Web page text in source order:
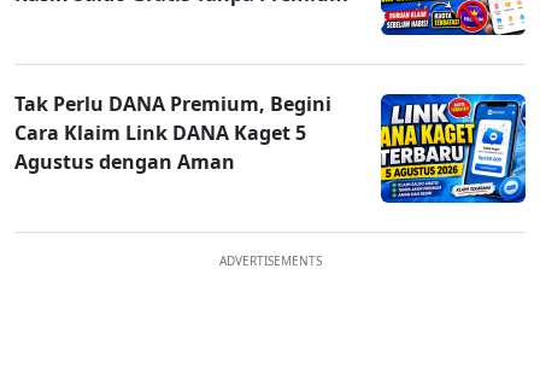
Tak Perlu DANA Premium, Begini
Cara Klaim Link DANA Kaget 5
Agustus dengan Aman
ADVERTISEMENTS